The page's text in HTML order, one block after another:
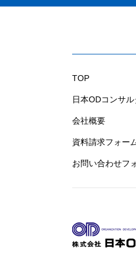
TOP
日本ODコンサ
会社概要
資料請求フォー
お問い合わせフ